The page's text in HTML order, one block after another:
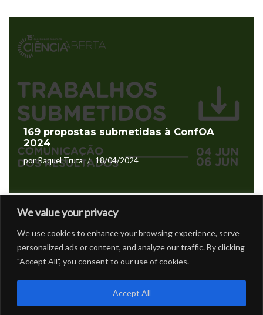
We value your privacy
We use cookies to enhance your browsing experience, serve
personalized ads or content, and analyze our traffic. By clicking
"Accept All", you consent to our use of cookies.
Accept All
169 propostas submetidas à ConfOA
2024
porRaquel Truta 18/04/2024
1 2 Seguinte »
CONFOA|Conferência Lusófona de Ciência Aberta